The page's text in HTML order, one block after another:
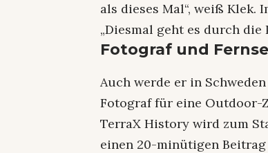
als dieses Mal“, weiß Klek.
„Diesmal geht es durch die
Fotograf und
Auch werde er in
Fotograf für eine Outdoor-
TerraX History wird zum
einen 20-minütigen